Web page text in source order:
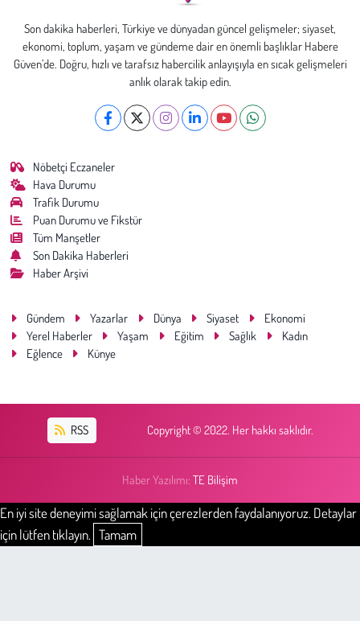
Son dakika haberleri, Türkiye ve dünyadan güncel gelişmeler; siyaset,
ekonomi, toplum, yaşam ve gündeme dair en önemli başlıklar Habere
Güven’de. Doğru, hızlı ve tarafsız habercilik anlayışıyla en sıcak gelişmeleri
anlık olarak takip edin.
Nöbetçi Eczaneler
Hava Durumu
Trafik Durumu
Puan Durumu ve Fikstür
Tüm Manşetler
Son Dakika Haberleri
Haber Arşivi
Gündem Yazarlar Dünya Siyaset
Ekonomi
Yerel Haberler
Yaşam Eğitim Sağlık
Kadın
Eğlence
Künye
RSS Copyright © 2022. Her hakkı saklıdır.
Haber Yazılımı: TE Bilişim
En iyi site deneyimi sağlamak için çerezlerden faydalanıyoruz. Detaylar
için lütfen tıklayın. Tamam